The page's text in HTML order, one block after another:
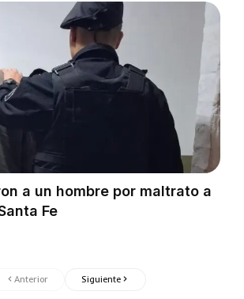
a un hombre por maltrato a
Fe
Anterior Siguiente